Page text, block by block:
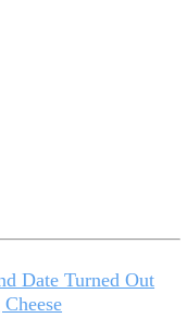
Date Turned Out